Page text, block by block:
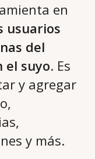
en
usuarios
del
el suyo. Es
y agregar
y más.